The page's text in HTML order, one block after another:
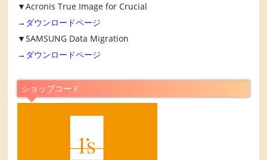
▼Acronis True Image for Crucial
→ ダウンロードページ
▼SAMSUNG Data Migration
→ ダウンロードページ
ショップコード